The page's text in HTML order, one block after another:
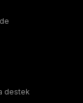
destek